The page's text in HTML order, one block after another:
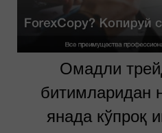
Омадли
битимларидан
янада кўпроқ